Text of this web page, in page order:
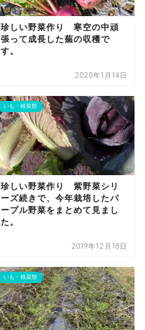
珍しい野菜作り 寒空の中頑
張って成長した蕪の収穫で
す。
2020年1月14日
いも・根菜類
珍しい野菜作り 紫野菜シリ
ーズ続きで、今年栽培したパ
ープル野菜をまとめて見まし
た。
2019年12月18日
いも・根菜類